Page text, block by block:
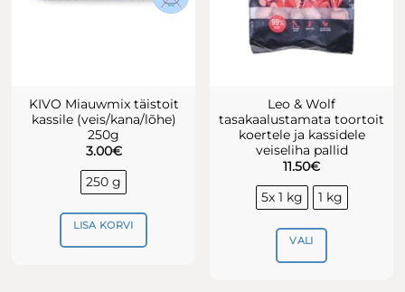
KIVO Miauwmix täistoit
kassile (veis/kana/lõhe)
250g
3.00€
250 g
LISA KORVI
Leo & Wolf
tasakaalustamata toortoit
koertele ja kassidele
veiseliha pallid
11.50€
5x 1 kg 1 kg
VALI